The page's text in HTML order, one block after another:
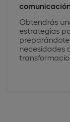
Obtendrás
estrategias
necesidades